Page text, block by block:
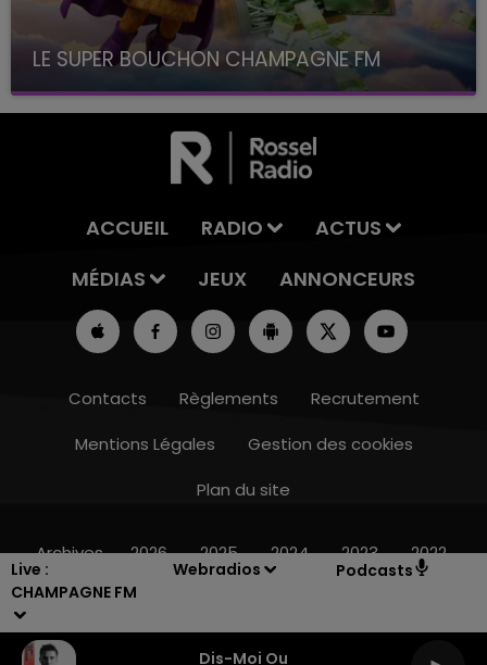
Live :
CHAMPAGNE FM
Webradios Podcasts
Dis-Moi Ou
LE SUPER BOUCHON CHAMPAGNE FM
avec La Famille Champagne FM, à 8H10
ACCUEIL RADIO
ACTUS
MÉDIAS
JEUX ANNONCEURS
Contacts Règlements
Recrutement
Mentions Légales
Gestion des cookies
Plan du site
Archives 2026 2025 2024 2023 2022